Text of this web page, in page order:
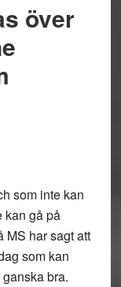
över
som inte kan
kan gå på
MS har sagt att
som kan
bra.